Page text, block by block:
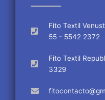
Fito Textil
55 - 5542 2372
Fito Textil
3329